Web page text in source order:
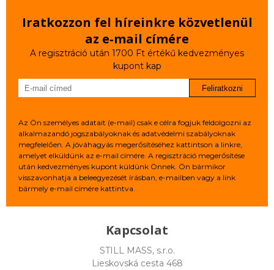
Iratkozzon fel híreinkre közvetlenül
az e‑mail címére
A regisztráció után 1700 Ft értékű kedvezményes
kupont kap
Feliratkozni
Az Ön személyes adatait (e-mail) csak e célra fogjuk feldolgozni az
alkalmazandó jogszabályoknak és adatvédelmi szabályoknak
megfelelően. A jóváhagyás megerősítéséhez kattintson a linkre,
amelyet elküldünk az e-mail címére. A regisztráció megerősítése
után kedvezményes kupont küldünk Önnek. Ön bármikor
visszavonhatja a beleegyezését írásban, e-mailben vagy a link
bármely e-mail címére kattintva.
Kapcsolat
STILL MASS, s.r.o.
Lieskovská cesta 468